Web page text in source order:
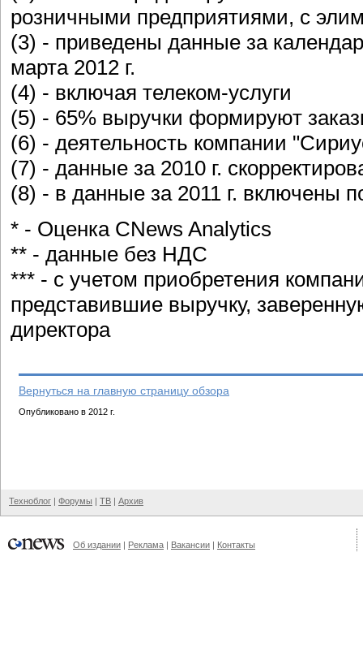
розничными предприятиями, с
(3) - приведены данные за
марта 2012 г.
(4) - включая телеком-услуги
(5) - 65% выручки формируют
(6) - деятельность компании
(7) - данные за 2010 г.
(8) - в данные за 2011 г. включены
* - Оценка CNews Analytics
** - данные без НДС
*** - с учетом приобретения
представившие выручку,
директора
Вернуться на главную страницу обзора
Опубликовано в 2012 г.
Техноблог | Форумы | ТВ | Архив
Об издании | Реклама | Вакансии | Контакты